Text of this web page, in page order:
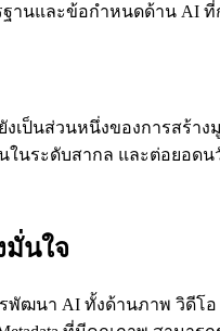
ฐานและข้อกำหนดด้าน AI
ยังเป็นส่วนหนึ่งของการสร้า
นระดับสากล และต่อยอดน
มั่นใจ
ฒนา AI ทั้งด้านภาพ วิดีโอ